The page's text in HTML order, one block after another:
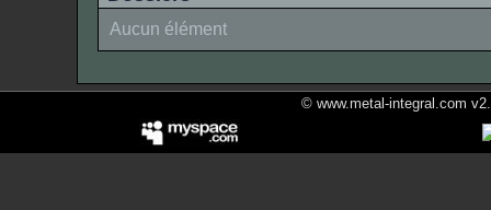
Aucun élément
© www.metal-integral.com